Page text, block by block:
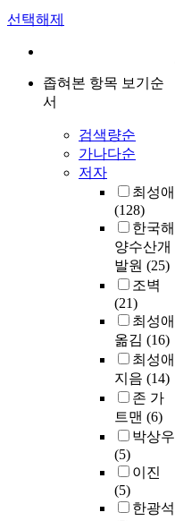
선택해제
좁혀본 항목 보기순
서
검색량순
가나다순
저자
최성애
(128)
한국해
양수산개
발원 (25)
조벽
(21)
최성애
옮김 (16)
최성애
지음 (14)
존 가
트맨 (6)
박상우
(5)
이진
(5)
한광석